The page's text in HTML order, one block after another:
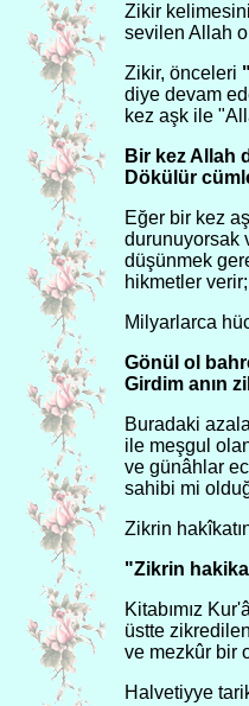
Zikir
sevilen Allah
Zikir, önceleri
diye devam
kez aşk ile
Bir kez Allah
Dökülür
Eğer bir kez
durunuyorsak
düşünmek
hikmetler
Milyarlarca
Gönül ol
Girdim anın
Buradaki
ile meşgul
ve günâhlar
sahibi mi
Zikrin
"Zikrin
Kitabımız
üstte
ve mezkûr bir
Halvetiyye